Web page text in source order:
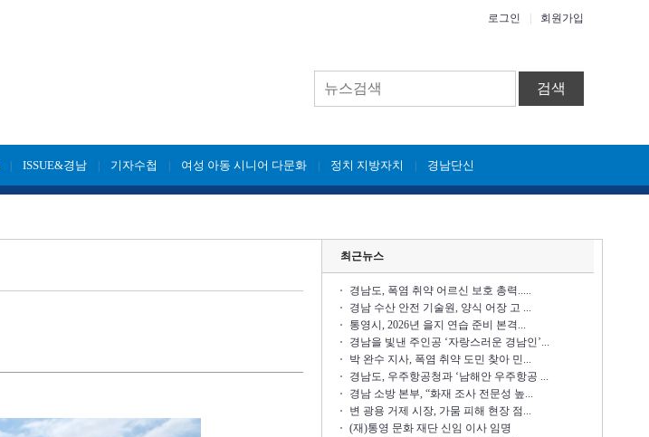
로그인 회원가입
검색
ISSUE&경남 기자수첩 여성 아동 시니어 다문화 정치 지방자치 경남단신
최근뉴스
경남도, 폭염 취약 어르신 보호 총력.....
경남 수산 안전 기술원, 양식 어장 고 ...
통영시, 2026년 을지 연습 준비 본격...
경남을 빛낸 주인공 ‘자랑스러운 경남인’...
박 완수 지사, 폭염 취약 도민 찾아 민...
경남도, 우주항공청과 ‘남해안 우주항공 ...
경남 소방 본부, “화재 조사 전문성 높...
변 광용 거제 시장, 가뭄 피해 현장 점...
(재)통영 문화 재단 신임 이사 임명